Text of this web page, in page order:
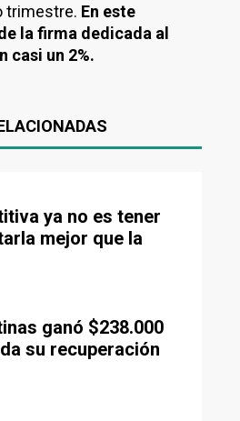
trimestre. En este
la firma dedicada al
casi un 2%.
ya no es tener
mejor que la
ganó $238.000
su recuperación